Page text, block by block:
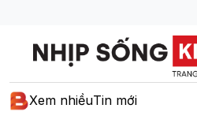
Xem nhiềuTin mới